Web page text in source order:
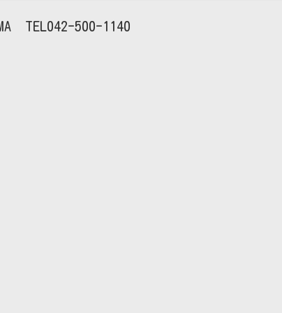
042-500-1140